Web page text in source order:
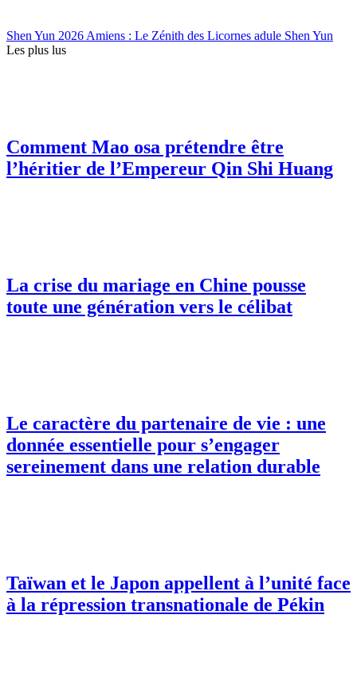
Shen Yun 2026 Amiens : Le Zénith des Licornes adule Shen Yun
Les plus lus
Comment Mao osa prétendre être
l’héritier de l’Empereur Qin Shi Huang
La crise du mariage en Chine pousse
toute une génération vers le célibat
Le caractère du partenaire de vie : une
donnée essentielle pour s’engager
sereinement dans une relation durable
Taïwan et le Japon appellent à l’unité face
à la répression transnationale de Pékin